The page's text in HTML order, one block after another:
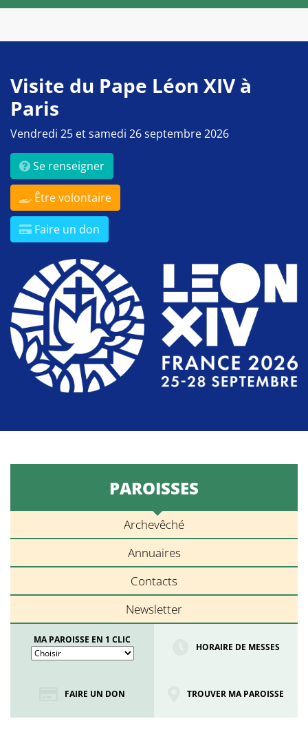
Visite du Pape Léon XIV à
Paris
Vendredi 25 et samedi 26 septembre 2026
Se renseigner
Être volontaire
Faire un don
PAROISSES
Archevêché
Annuaires
Contacts
Newsletter
MA PAROISSE EN 1 CLIC
HORAIRE DE MESSES
FAIRE UN DON TROUVER MA PAROISSE